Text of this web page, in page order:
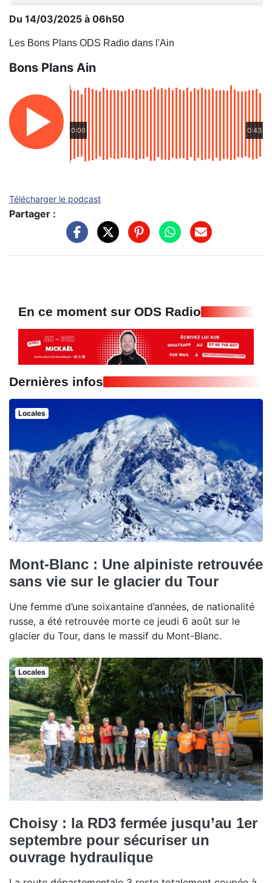
Du 14/03/2025 à 06h50
Les Bons Plans ODS Radio dans l'Ain
Bons Plans Ain
0:00 0:43
Télécharger le podcast
Partager :
En ce moment sur ODS Radio
Dernières infos
Locales
Mont-Blanc : Une alpiniste retrouvée
sans vie sur le glacier du Tour
Une femme d’une soixantaine d’années, de nationalité
russe, a été retrouvée morte ce jeudi 6 août sur le
glacier du Tour, dans le massif du Mont-Blanc.
Locales
Choisy : la RD3 fermée jusqu’au 1er
septembre pour sécuriser un
ouvrage hydraulique